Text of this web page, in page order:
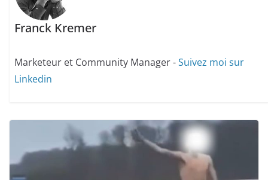
Franck Kremer
Marketeur et Community Manager -Suivez moi sur
Linkedin